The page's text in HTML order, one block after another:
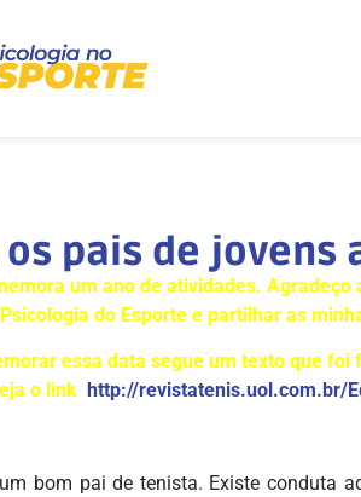
os pais de jovens
um ano de atividades.
do Esporte e partilhar as
essa data segue um texto que
o link http://revistatenis.uol.com.br/
bom pai de tenista. Existe conduta